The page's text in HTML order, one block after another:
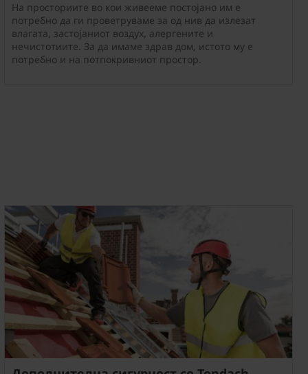
На просториите во кои живееме постојано им е
потребно да ги проветруваме за од нив да излезат
влагата, застојаниот воздух, алергените и
нечистотиите. За да имаме здрав дом, истото му е
потребно и на потпокривниот простор.